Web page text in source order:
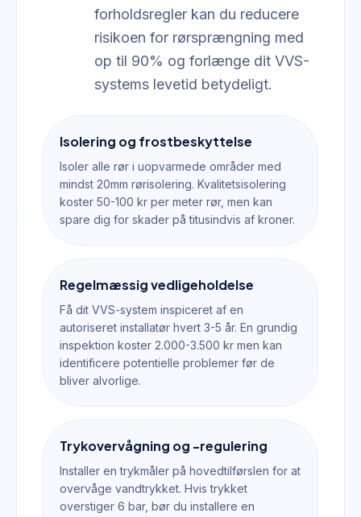
forholdsregler kan du reducere
risikoen for rørsprængning med
op til 90% og forlænge dit VVS-
systems levetid betydeligt.
Isolering og frostbeskyttelse
Isoler alle rør i uopvarmede områder med
mindst 20mm rørisolering. Kvalitetsisolering
koster 50-100 kr per meter rør, men kan
spare dig for skader på titusindvis af kroner.
Regelmæssig vedligeholdelse
Få dit VVS-system inspiceret af en
autoriseret installatør hvert 3-5 år. En grundig
inspektion koster 2.000-3.500 kr men kan
identificere potentielle problemer før de
bliver alvorlige.
Trykovervågning og -regulering
Installer en trykmåler på hovedtilførslen for at
overvåge vandtrykket. Hvis trykket
overstiger 6 bar, bør du installere en